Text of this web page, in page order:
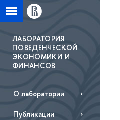
ЛАБОРАТОРИЯ
ПОВЕДЕНЧЕСКОЙ
ЭКОНОМИКИ И
ФИНАНСОВ
О лаборатории
Публикации